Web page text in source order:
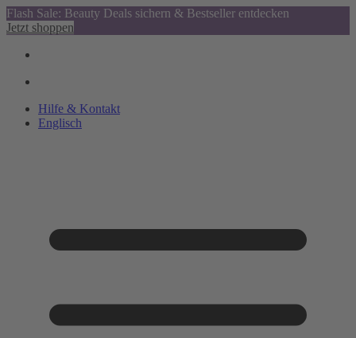
Flash Sale: Beauty Deals sichern & Bestseller entdecken
Jetzt shoppen
Hilfe & Kontakt
Englisch